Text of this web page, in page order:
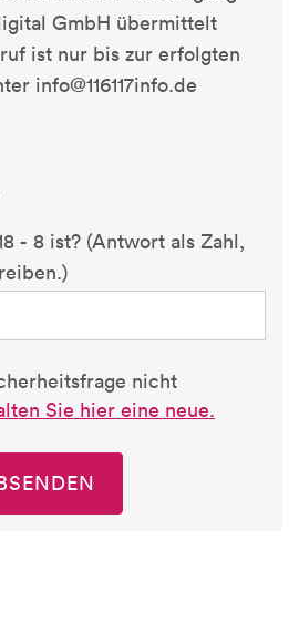
GmbH übermittelt
ist nur bis zur erfolgten
info@116117info.de
- 8 ist? (Antwort als Zahl,
nicht
Sie hier eine neue.